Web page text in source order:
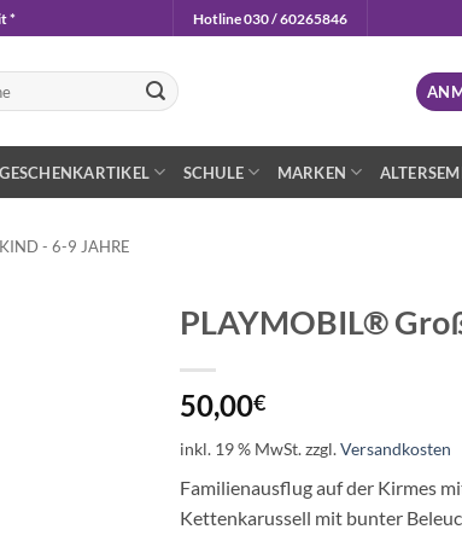
* Hotline 030 / 60265846
GESCHENKARTIKEL SCHULE MARKEN
- 6-9 JAHRE
PLAYMOBIL®
50,00€
inkl. 19 % MwSt.zzgl.Versandkosten
Familienausflug auf der Kirmes
Kettenkarussell mit bunter